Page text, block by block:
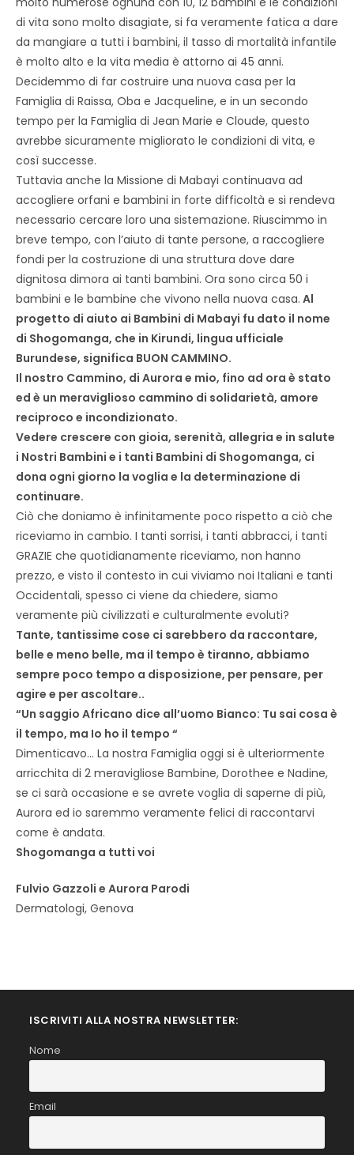
di vita sono molto disagiate, si fa veramente fatica a dare
da mangiare a tutti i bambini, il tasso di mortalità infantile
è molto alto e la vita media è attorno ai 45 anni.
Decidemmo di far costruire una nuova casa per la
Famiglia di Raissa, Oba e Jacqueline, e in un secondo
tempo per la Famiglia di Jean Marie e Cloude, questo
avrebbe sicuramente migliorato le condizioni di vita, e
così successe.
Tuttavia anche la Missione di Mabayi continuava ad
accogliere orfani e bambini in forte difficoltà e si rendeva
necessario cercare loro una sistemazione. Riuscimmo in
breve tempo, con l’aiuto di tante persone, a raccogliere
fondi per la costruzione di una struttura dove dare
dignitosa dimora ai tanti bambini. Ora sono circa 50 i
bambini e le bambine che vivono nella nuova casa. Al
progetto di aiuto ai Bambini di Mabayi fu dato il nome
di Shogomanga, che in Kirundi, lingua ufficiale
Burundese, significa BUON CAMMINO.
Il nostro Cammino, di Aurora e mio, fino ad ora è stato
ed è un meraviglioso cammino di solidarietà, amore
reciproco e incondizionato.
Vedere crescere con gioia, serenità, allegria e in salute
i Nostri Bambini e i tanti Bambini di Shogomanga, ci
dona ogni giorno la voglia e la determinazione di
continuare.
Ciò che doniamo è infinitamente poco rispetto a ciò che
riceviamo in cambio. I tanti sorrisi, i tanti abbracci, i tanti
GRAZIE che quotidianamente riceviamo, non hanno
prezzo, e visto il contesto in cui viviamo noi Italiani e tanti
Occidentali, spesso ci viene da chiedere, siamo
veramente più civilizzati e culturalmente evoluti?
Tante, tantissime cose ci sarebbero da raccontare,
belle e meno belle, ma il tempo è tiranno, abbiamo
sempre poco tempo a disposizione, per pensare, per
agire e per ascoltare..
“Un saggio Africano dice all’uomo Bianco: Tu sai cosa è
il tempo, ma Io ho il tempo “
Dimenticavo… La nostra Famiglia oggi si è ulteriormente
arricchita di 2 meravigliose Bambine, Dorothee e Nadine,
se ci sarà occasione e se avrete voglia di saperne di più,
Aurora ed io saremmo veramente felici di raccontarvi
come è andata.
Shogomanga a tutti voi
Fulvio Gazzoli e Aurora Parodi
Dermatologi, Genova
ISCRIVITI ALLA NOSTRA NEWSLETTER:
Nome
Email